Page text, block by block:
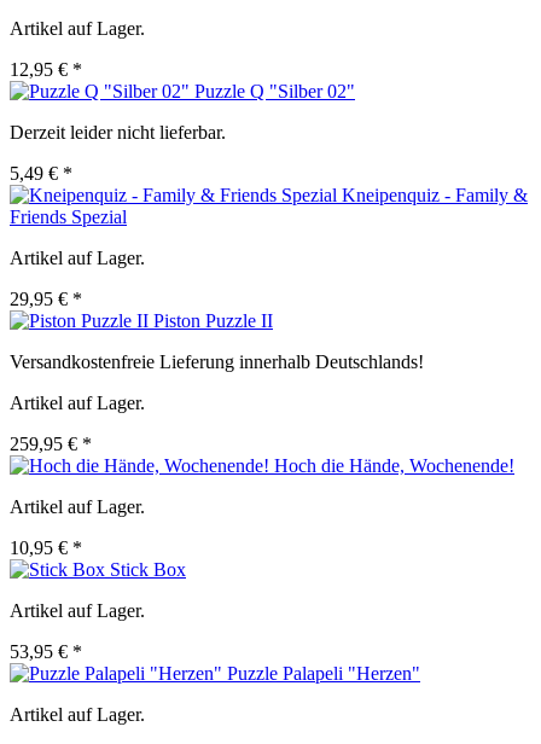
Artikel auf Lager.
12,95 € *
Puzzle Q "Silber 02"
Derzeit leider nicht lieferbar.
5,49 € *
Kneipenquiz - Family &
Friends Spezial
Artikel auf Lager.
29,95 € *
Piston Puzzle II
Versandkostenfreie Lieferung innerhalb Deutschlands!
Artikel auf Lager.
259,95 € *
Hoch die Hände, Wochenende!
Artikel auf Lager.
10,95 € *
Stick Box
Artikel auf Lager.
53,95 € *
Puzzle Palapeli "Herzen"
Artikel auf Lager.